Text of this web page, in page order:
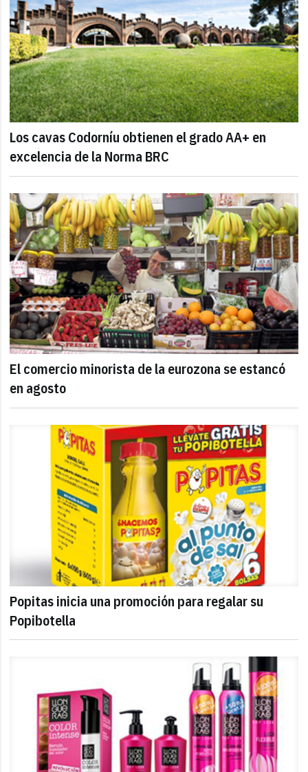
Los cavas Codorníu obtienen el grado AA+ en
excelencia de la Norma BRC
El comercio minorista de la eurozona se estancó
en agosto
Popitas inicia una promoción para regalar su
Popibotella